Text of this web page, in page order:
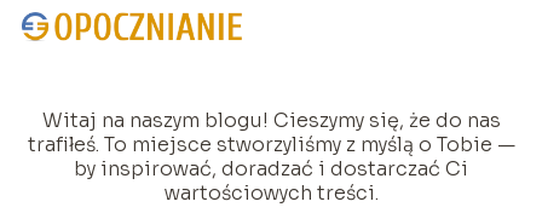
Witaj na naszym blogu! Cieszymy się, że do nas
trafiłeś. To miejsce stworzyliśmy z myślą o Tobie —
by inspirować, doradzać i dostarczać Ci
wartościowych treści.